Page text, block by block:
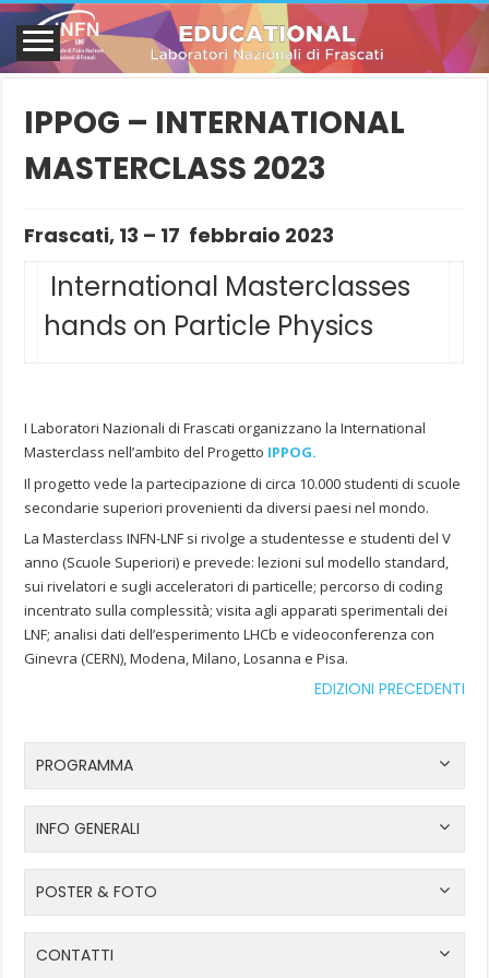
IPPOG – INTERNATIONAL
MASTERCLASS 2023
Frascati, 13 – 17 febbraio 2023
International Masterclasses
hands on Particle Physics
I Laboratori Nazionali di Frascati organizzano la International
Masterclass nell’ambito del Progetto IPPOG.
Il progetto vede la partecipazione di circa 10.000 studenti di scuole
secondarie superiori provenienti da diversi paesi nel mondo.
La Masterclass INFN-LNF si rivolge a studentesse e studenti del V
anno (Scuole Superiori) e prevede: lezioni sul modello standard,
sui rivelatori e sugli acceleratori di particelle; percorso di coding
incentrato sulla complessità; visita agli apparati sperimentali dei
LNF; analisi dati dell’esperimento LHCb e videoconferenza con
Ginevra (CERN), Modena, Milano, Losanna e Pisa.
EDIZIONI PRECEDENTI
PROGRAMMA
INFO GENERALI
POSTER & FOTO
CONTATTI